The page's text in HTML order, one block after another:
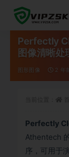
Perfectly
图像清晰处
图形图像 2 年
Perfectly
Athentech
序，可用于